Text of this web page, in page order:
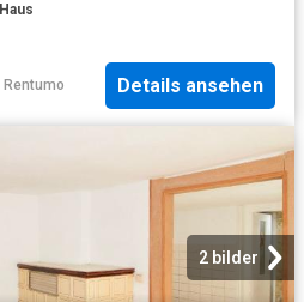
Haus
Rentumo Details ansehen
2 bilder